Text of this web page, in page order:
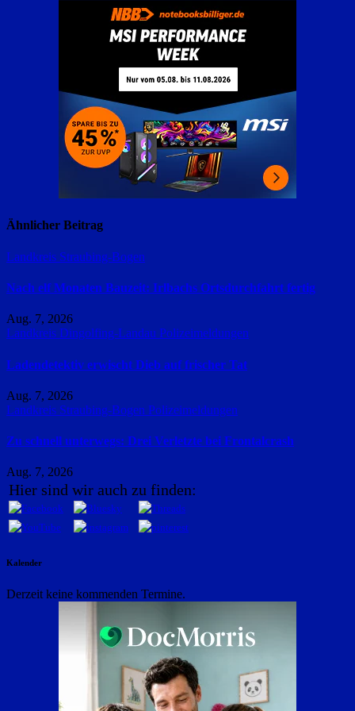
Ähnlicher Beitrag
Landkreis Straubing-Bogen
Nach elf Monaten Bauzeit: Irlbachs Ortsdurchfahrt fertig
Aug. 7, 2026
Landkreis Dingolfing-Landau Polizeimeldungen
Ladendetektiv erwischt Dieb auf frischer Tat
Aug. 7, 2026
Landkreis Straubing-Bogen Polizeimeldungen
Zu schnell unterwegs: Drei Verletzte bei Frontalcrash
Aug. 7, 2026
Hier sind wir auch zu finden:
Kalender
Derzeit keine kommenden Termine.